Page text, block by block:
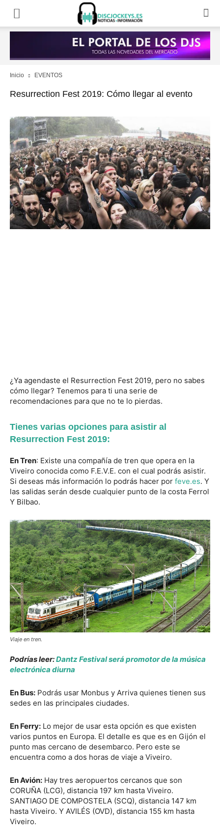
Inicio EVENTOS
Resurrection Fest 2019: Cómo llegar al evento
¿Ya agendaste el Resurrection Fest 2019, pero no sabes
cómo llegar? Tenemos para ti una serie de
recomendaciones para que no te lo pierdas.
Tienes varias opciones para asistir al
Resurrection Fest 2019:
En Tren: Existe una compañía de tren que opera en la
Viveiro conocida como F.E.V.E. con el cual podrás asistir.
Si deseas más información lo podrás hacer por feve.es. Y
las salidas serán desde cualquier punto de la costa Ferrol
Y Bilbao.
Viaje en tren.
Podrías leer:Dantz Festival será promotor de la música
electrónica diurna
En Bus: Podrás usar Monbus y Arriva quienes tienen sus
sedes en las principales ciudades.
En Ferry: Lo mejor de usar esta opción es que existen
varios puntos en Europa. El detalle es que es en Gijón el
punto mas cercano de desembarco. Pero este se
encuentra como a dos horas de viaje a Viveiro.
En Avión: Hay tres aeropuertos cercanos que son
CORUÑA (LCG), distancia 197 km hasta Viveiro.
SANTIAGO DE COMPOSTELA (SCQ), distancia 147 km
hasta Viveiro. Y AVILÉS (OVD), distancia 155 km hasta
Viveiro.